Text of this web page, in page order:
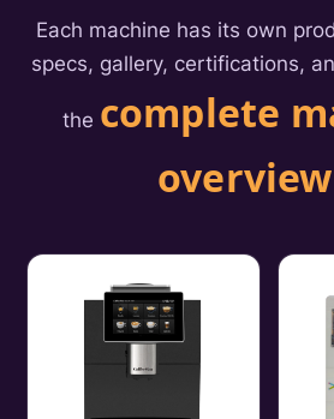
Each machine has its own
specs, gallery, certifications,
the complete